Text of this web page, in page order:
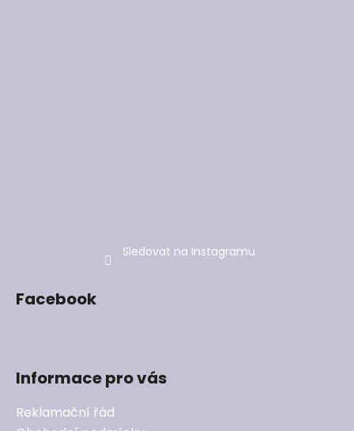
Sledovat na Instagramu
Facebook
Informace pro vás
Reklamační řád